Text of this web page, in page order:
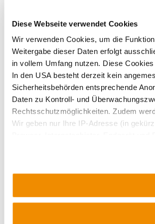
Diese Webseite verwendet Cookies
Wir verwenden Cookies, um die
Weitergabe dieser Daten erfolgt
in vollem Umfang nutzen. Diese
In den USA besteht derzeit kein
Sicherheitsbehörden entsprechende
Daten zu Kontroll- und
Rechtsschutzmöglichkeiten. Zudem
Wir geben nur Ihre IP-Adresse (in